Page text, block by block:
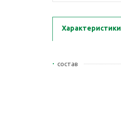
Характеристики
состав